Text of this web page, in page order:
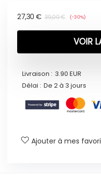
39,00€
27,30 € (-30%)
VOIR
Livraison : 3.90 EUR
Délai : De 2 à 3 jours
Ajouter à mes